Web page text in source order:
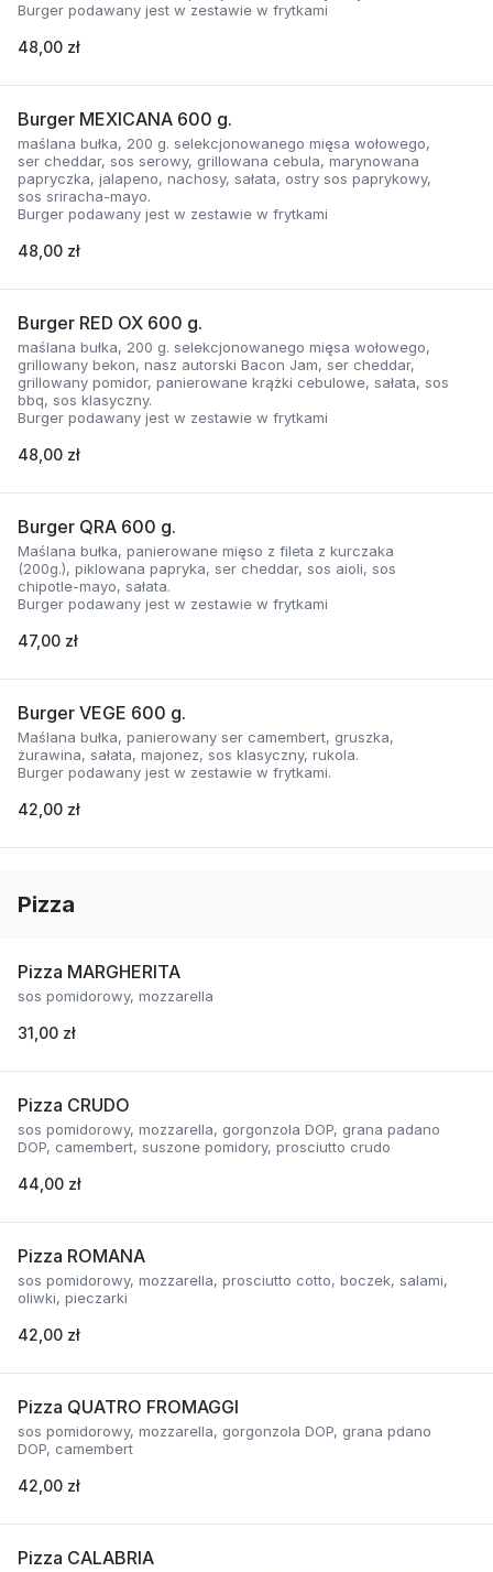
Burger podawany jest w zestawie w frytkami
48,00 zł
Burger MEXICANA 600 g.
maślana bułka, 200 g. selekcjonowanego mięsa wołowego,
ser cheddar, sos serowy, grillowana cebula, marynowana
papryczka, jalapeno, nachosy, sałata, ostry sos paprykowy,
sos sriracha-mayo.
Burger podawany jest w zestawie w frytkami
48,00 zł
Burger RED OX 600 g.
maślana bułka, 200 g. selekcjonowanego mięsa wołowego,
grillowany bekon, nasz autorski Bacon Jam, ser cheddar,
grillowany pomidor, panierowane krążki cebulowe, sałata, sos
bbq, sos klasyczny.
Burger podawany jest w zestawie w frytkami
48,00 zł
Burger QRA 600 g.
Maślana bułka, panierowane mięso z fileta z kurczaka
(200g.), piklowana papryka, ser cheddar, sos aioli, sos
chipotle-mayo, sałata.
Burger podawany jest w zestawie w frytkami
47,00 zł
Burger VEGE 600 g.
Maślana bułka, panierowany ser camembert, gruszka,
żurawina, sałata, majonez, sos klasyczny, rukola.
Burger podawany jest w zestawie w frytkami.
42,00 zł
Pizza
Pizza MARGHERITA
sos pomidorowy, mozzarella
31,00 zł
Pizza CRUDO
sos pomidorowy, mozzarella, gorgonzola DOP, grana padano
DOP, camembert, suszone pomidory, prosciutto crudo
44,00 zł
Pizza ROMANA
sos pomidorowy, mozzarella, prosciutto cotto, boczek, salami,
oliwki, pieczarki
42,00 zł
Pizza QUATRO FROMAGGI
sos pomidorowy, mozzarella, gorgonzola DOP, grana pdano
DOP, camembert
42,00 zł
Pizza CALABRIA